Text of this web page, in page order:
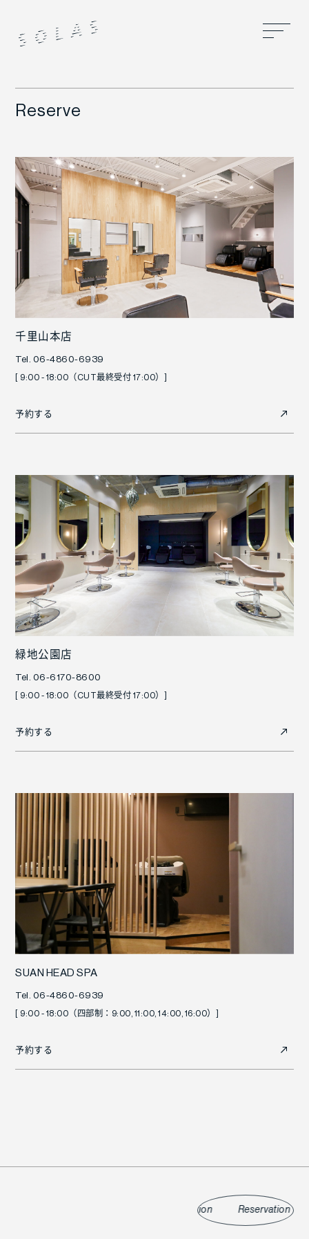
Reserve
千里山本店
Tel. 06-4860-6939
[ 9:00 - 18:00（CUT最終受付 17:00）]
予約する
緑地公園店
Tel. 06-6170-8600
[ 9:00 - 18:00（CUT最終受付 17:00）]
予約する
SUAN HEAD SPA
Tel. 06-4860-6939
[ 9:00 - 18:00（四部制：9:00, 11:00, 14:00, 16:00）]
予約する
Reservation